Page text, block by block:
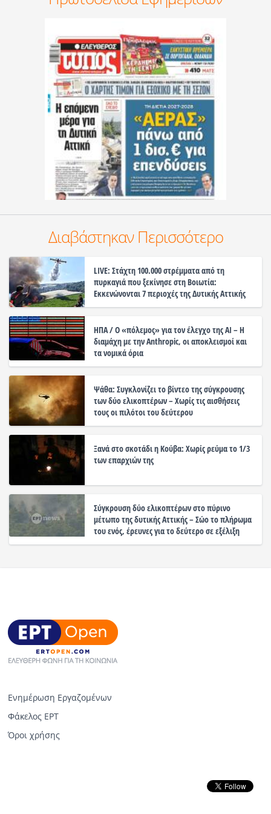
Διαβάστηκαν Περισσότερο
LIVE: Στάχτη 100.000 στρέμματα από τη
πυρκαγιά που ξεκίνησε στη Βοιωτία:
Εκκενώνονται 7 περιοχές της Δυτικής Αττικής
ΗΠΑ / Ο «πόλεμος» για τον έλεγχο της ΑΙ – Η
διαμάχη με την Anthropic, οι αποκλεισμοί και
τα νομικά όρια
Ψάθα: Συγκλονίζει το βίντεο της σύγκρουσης
των δύο ελικοπτέρων – Χωρίς τις αισθήσεις
τους οι πιλότοι του δεύτερου
Ξανά στο σκοτάδι η Κούβα: Χωρίς ρεύμα το 1/3
των επαρχιών της
Σύγκρουση δύο ελικοπτέρων στο πύρινο
μέτωπο της δυτικής Αττικής – Σώο το πλήρωμα
του ενός, έρευνες για το δεύτερο σε εξέλιξη
Ενημέρωση Εργαζομένων
Φάκελος ΕΡΤ
Όροι χρήσης